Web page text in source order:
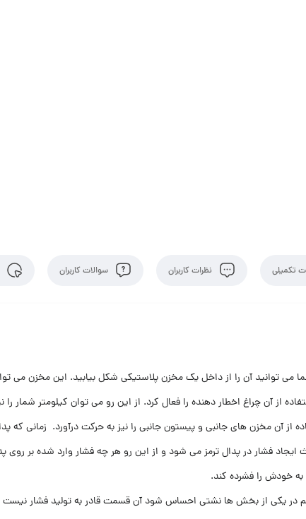
تکمیلی نظرات کاربران سوالات کاربران
می توانید آن را از داخل یک مخزن پلاستیکی شکل بیابید. این مخزن می
از آن چراغ اخطار دهنده را فعال کرد. از این رو می توان کیلومتر شمار
از آن مخزن های جانبی و پیستون جانبی را نیز به حرکت درآورد. زمانی که
ایجاد فشار در پدال ترمز می شود و از این رو هر چه فشار وارد شده بر
خودش را فشرده کند.
در یکی از بخش ها نشتی احساس شود آن قسمت قادر به تولید فشار نیست